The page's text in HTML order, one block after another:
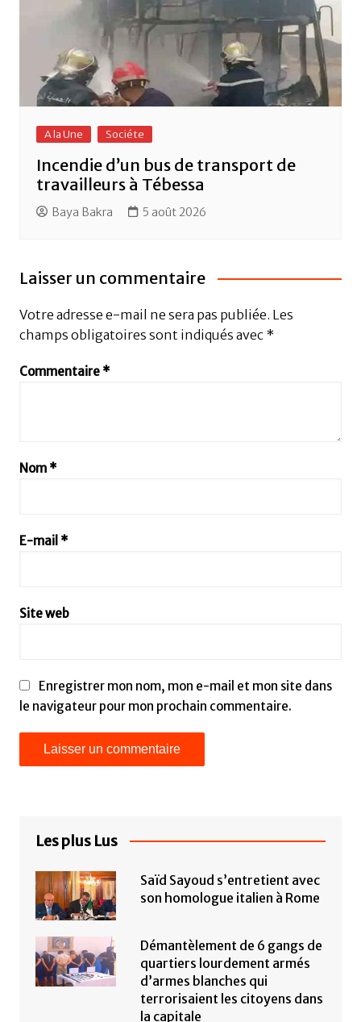
A la Une Sociéte
Incendie d’un bus de transport de
travailleurs à Tébessa
Baya Bakra 5 août 2026
Laisser un commentaire
Votre adresse e-mail ne sera pas publiée. Les
champs obligatoires sont indiqués avec *
Commentaire *
Nom *
E-mail *
Site web
Enregistrer mon nom, mon e-mail et mon site dans
le navigateur pour mon prochain commentaire.
Les plus Lus
Saïd Sayoud s’entretient avec
son homologue italien à Rome
Démantèlement de 6 gangs de
quartiers lourdement armés
d’armes blanches qui
terrorisaient les citoyens dans
la capitale